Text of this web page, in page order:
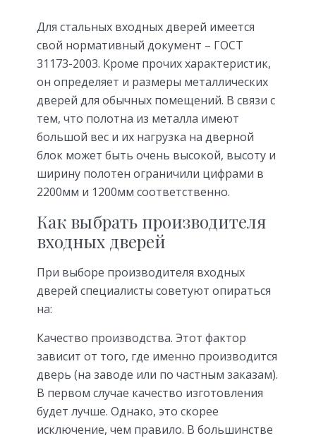
Для стальных входных дверей имеется
свой нормативный документ – ГОСТ
31173-2003. Кроме прочих характеристик,
он определяет и размеры металлических
дверей для обычных помещений. В связи с
тем, что полотна из металла имеют
большой вес и их нагрузка на дверной
блок может быть очень высокой, высоту и
ширину полотен ограничили цифрами в
2200мм и 1200мм соответственно.
Как выбрать производителя
входных дверей
При выборе производителя входных
дверей специалисты советуют опираться
на:
Качество производства. Этот фактор
зависит от того, где именно производится
дверь (на заводе или по частным заказам).
В первом случае качество изготовления
будет лучше. Однако, это скорее
исключение, чем правило. В большинстве